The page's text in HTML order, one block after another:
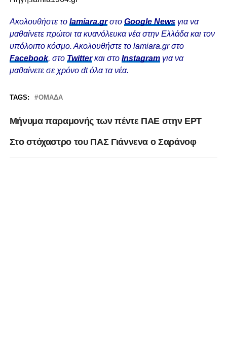
Ακολουθήστε το lamiara.grστο Google Newsγια να
μαθαίνετε πρώτοι τα κυανόλευκα νέα στην Ελλάδα και τον
υπόλοιπο κόσμο. Ακολουθήστε το lamiara.gr στο
Facebook, στο Twitterκαι στο Instagram για να
μαθαίνετε σε χρόνο dt όλα τα νέα.
TAGS: ΟΜΆΔΑ
Μήνυμα παραμονής των πέντε ΠΑΕ στην ΕΡΤ
Στο στόχαστρο του ΠΑΣ Γιάννενα ο Σαράνοφ